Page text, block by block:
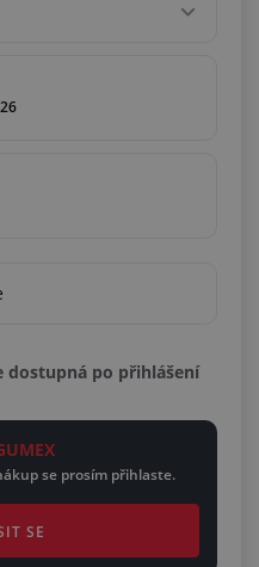
dostupná po přihlášení
se prosím přihlaste.
SE